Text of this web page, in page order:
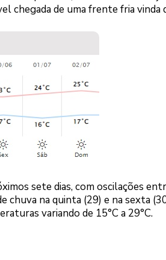
chegada de uma frente fria vinda
sete dias, com oscilações
chuva na quinta (29) e na sexta
variando de 15°C a 29°C.